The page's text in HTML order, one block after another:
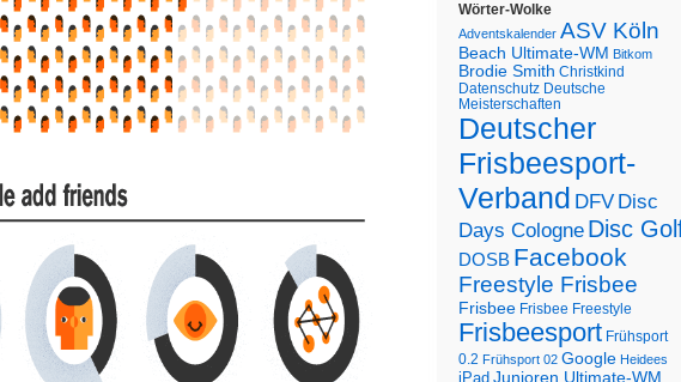
Wörter-Wolke
Adventskalender ASV Köln
Beach Ultimate-WM Bitkom
Brodie Smith Christkind
Datenschutz Deutsche
Meisterschaften
Deutscher
Frisbeesport-
Verband DFV Disc
Days Cologne Disc
DOSB Facebook
Freestyle Frisbee
Frisbee Frisbee Freestyle
Frisbeesport Frühsport
0.2 Frühsport 02 Google Heidees
iPad Junioren Ultimate-WM